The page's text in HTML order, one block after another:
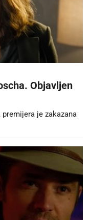
Objavljen
je zakazana